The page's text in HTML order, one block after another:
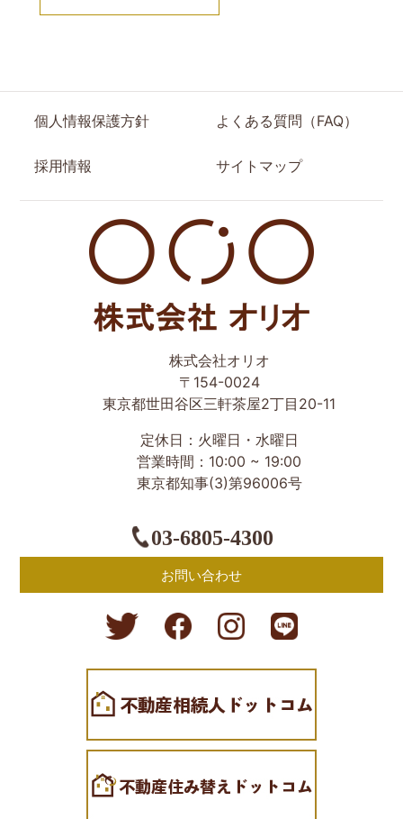
個人情報保護方針
採用情報
よくある質問（FAQ）
サイトマップ
却・買取は株式会社Orio
株式会社オリオ
〒154-0024
東京都世田谷区三軒茶屋2丁目20-11
定休日：火曜日・水曜日
営業時間：10:00 ~ 19:00
東京都知事(3)第96006号
03-6805-4300
お問い合わせ